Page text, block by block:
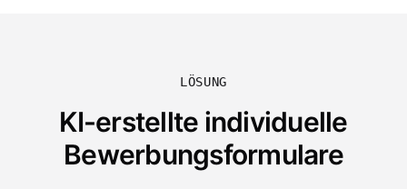
LÖSUNG
KI-erstellte individuelle
Bewerbungsformulare